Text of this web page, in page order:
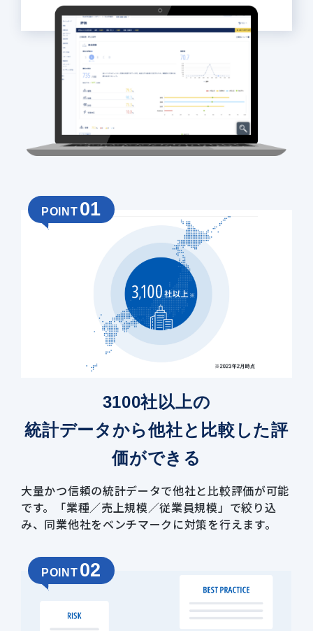
POINT 01
3100社以上の
統計データから他社と比較した評
価ができる
大量かつ信頼の統計データで他社と比較評価が可能
です。「業種／売上規模／従業員規模」で絞り込
み、同業他社をベンチマークに対策を行えます。
POINT 02